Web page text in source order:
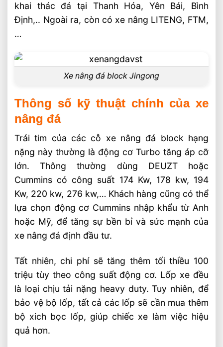
khai thác đá tại Thanh Hóa, Yên Bái, Bình
Định,.. Ngoài ra, còn có xe nâng LITENG, FTM,
…
Xe nâng đá block Jingong
Thông số kỹ thuật chính của xe
nâng đá
Trái tim của các cỗ xe nâng đá block hạng
nặng này thường là động cơ Turbo tăng áp cỡ
lớn. Thông thường dùng DEUZT hoặc
Cummins có công suất 174 Kw, 178 kw, 194
Kw, 220 kw, 276 kw,… Khách hàng cũng có thể
lựa chọn động cơ Cummins nhập khẩu từ Anh
hoặc Mỹ, để tăng sự bền bỉ và sức mạnh của
xe nâng đá định đầu tư.
Tất nhiên, chi phí sẽ tăng thêm tối thiều 100
triệu tùy theo công suất động cơ. Lốp xe đều
là loại chịu tải nặng heavy duty. Tuy nhiên, để
bảo vệ bộ lốp, tất cả các lốp sẽ cần mua thêm
bộ xich bọc lốp, giúp chiếc xe làm việc hiệu
quả hơn.